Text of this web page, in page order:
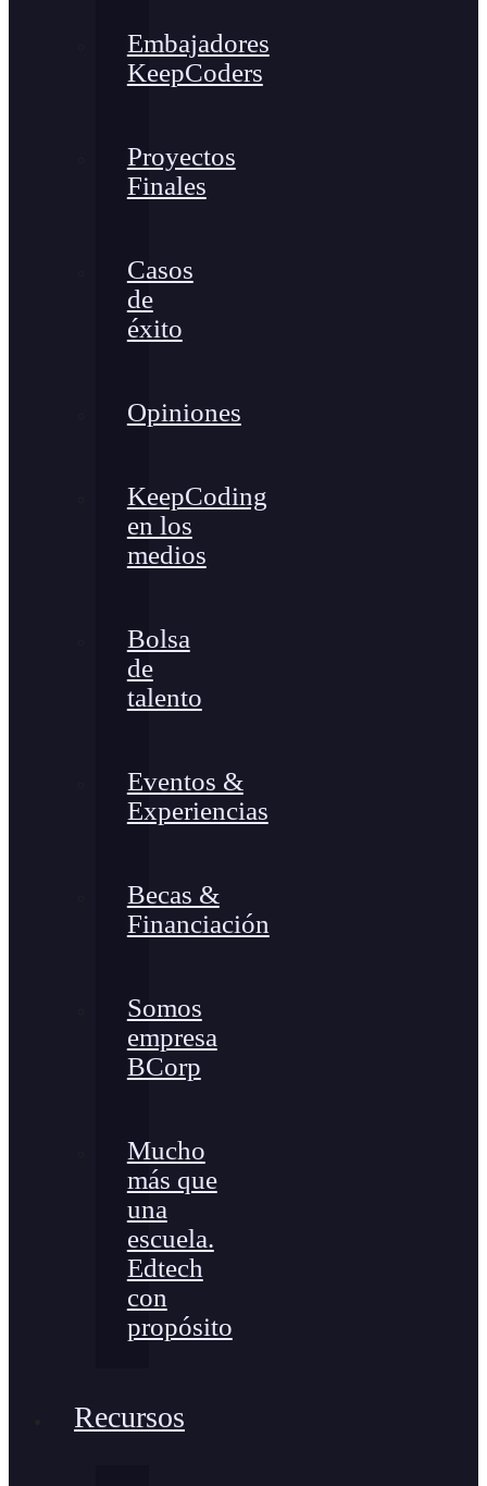
Embajadores
KeepCoders
Proyectos
Finales
Casos
de
éxito
Opiniones
KeepCoding
en los
medios
Bolsa
de
talento
Eventos &
Experiencias
Becas &
Financiación
Somos
empresa
BCorp
Mucho
más que
una
escuela.
Edtech
con
propósito
Recursos